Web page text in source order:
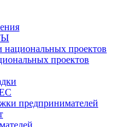
проектов
проектов
предпринимателей